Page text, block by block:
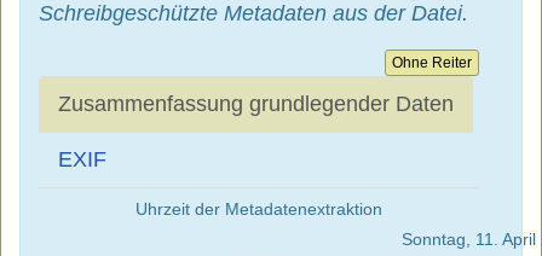
Schreibgeschützte Metadaten aus der Datei.
Ohne Reiter
Zusammenfassung grundlegender Daten
EXIF
Uhrzeit der Metadatenextraktion
Sonntag, 11.